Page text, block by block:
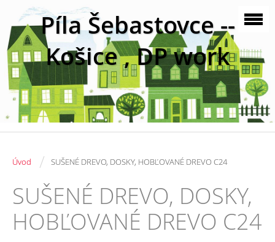
Píla Šebastovce --
Košice , DP work
Úvod / SUŠENÉ DREVO, DOSKY, HOBĽOVANÉ DREVO C24
SUŠENÉ DREVO, DOSKY,
HOBĽOVANÉ DREVO C24